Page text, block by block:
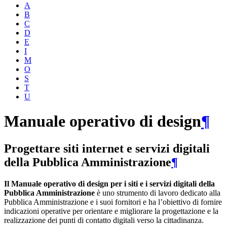
A
B
C
D
E
I
M
O
S
T
U
Manuale operativo di design¶
Progettare siti internet e servizi digitali
della Pubblica Amministrazione¶
Il Manuale operativo di design per i siti e i servizi digitali della
Pubblica Amministrazione è uno strumento di lavoro dedicato alla
Pubblica Amministrazione e i suoi fornitori e ha l’obiettivo di fornire
indicazioni operative per orientare e migliorare la progettazione e la
realizzazione dei punti di contatto digitali verso la cittadinanza.